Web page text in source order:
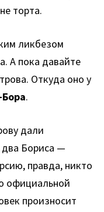
торта.
ликбезом
А пока давайте
Откуда оно у
.
дали
два Бориса —
правда, никто
официальной
произносит